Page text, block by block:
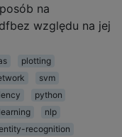
na
względu na jej
plotting
svm
python
nlp
recognition